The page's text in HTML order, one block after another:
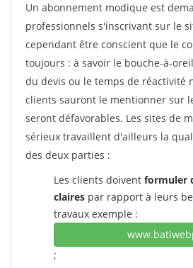
Un abonnement modique est
professionnels s'inscrivant sur le
cependant être conscient que le
toujours : à savoir le bouche-à-
du devis ou le temps de réactivité
clients sauront le mentionner sur
seront défavorables. Les sites de
sérieux travaillent d'ailleurs la
des deux parties :
Les clients doivent formuler
claires par rapport à leurs
travaux exemple :
;